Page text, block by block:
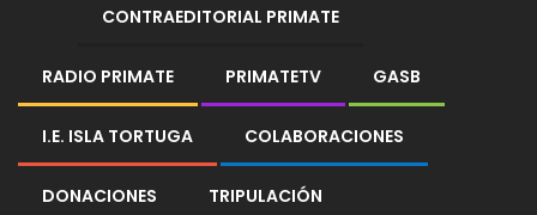
CONTRAEDITORIAL PRIMATE
RADIO PRIMATE PRIMATETV GASB
I.E. ISLA TORTUGA COLABORACIONES
DONACIONES TRIPULACIÓN